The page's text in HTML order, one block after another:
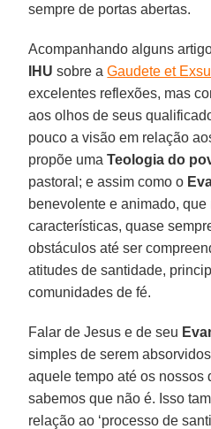
sempre de portas abertas.
Acompanhando alguns
IHU sobre aGaudete et
excelentes reflexões, mas
aos olhos de seus
pouco a visão em relação
propõe umaTeologia do
pastoral; e assim como o
benevolente e animado,
características, quase
obstáculos até ser
atitudes de santidade,
comunidades de fé.
Falar de Jesus e de seu
simples de serem
aquele tempo até os nossos
sabemos que não é. Isso
relação ao ‘processo de